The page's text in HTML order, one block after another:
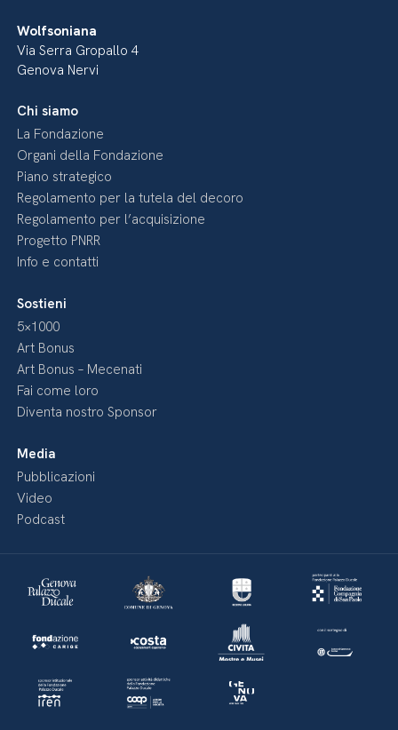
Wolfsoniana
Via Serra Gropallo 4
Genova Nervi
Chi siamo
La Fondazione
Organi della Fondazione
Piano strategico
Regolamento per la tutela del decoro
Regolamento per l’acquisizione
Progetto PNRR
Info e contatti
Sostieni
5×1000
Art Bonus
Art Bonus – Mecenati
Fai come loro
Diventa nostro Sponsor
Media
Pubblicazioni
Video
Podcast